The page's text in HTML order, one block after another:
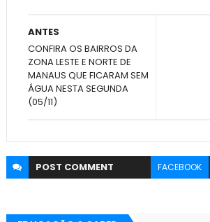
ANTES
CONFIRA OS BAIRROS DA
ZONA LESTE E NORTE DE
MANAUS QUE FICARAM SEM
ÁGUA NESTA SEGUNDA
(05/11)
POST COMMENT FACEBOOK